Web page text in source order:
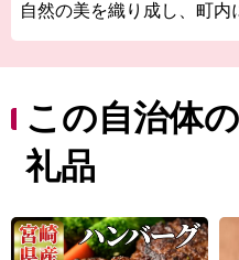
自然の美を織り成し、町
この自治体
礼品